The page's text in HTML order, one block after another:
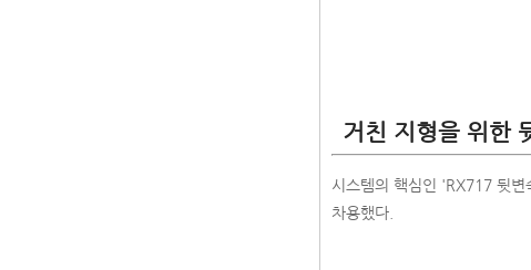
거친 지형을 위한
시스템의 핵심인 'RX717 뒷
차용했다.